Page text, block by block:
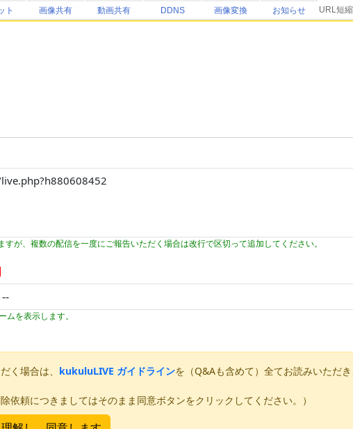
ト 画像共有 動画共有 DDNS 画像変換 お知らせ URL短縮
が、複数の配信を一度にご報告いただく場合は改行で区切って追加してください。
を表示します。
く場合は、 kukuluLIVE ガイドラインを（Q&Aも含めて）全てお読みいただ
依頼につきましてはそのまま同意ボタンをクリックしてください。）